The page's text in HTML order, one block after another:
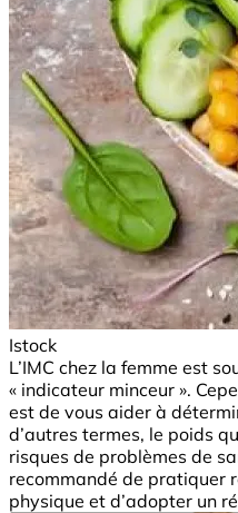
Istock
L’IMC chez la femme est
« indicateur minceur ».
est de vous aider à
d’autres termes, le poids
risques de problèmes de
recommandé de pratiquer
physique et d’adopter un